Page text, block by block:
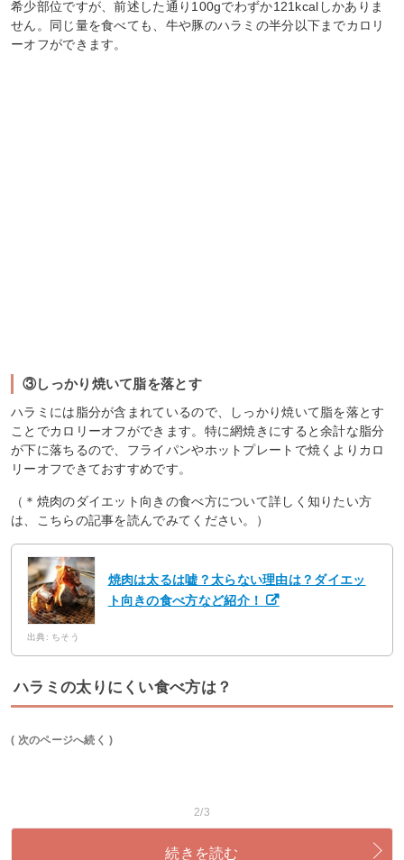
希少部位ですが、前述した通り100gでわずか121kcalしかありま
せん。同じ量を食べても、牛や豚のハラミの半分以下までカロリ
ーオフができます。
③しっかり焼いて脂を落とす
ハラミには脂分が含まれているので、しっかり焼いて脂を落とす
ことでカロリーオフができます。特に網焼きにすると余計な脂分
が下に落ちるので、フライパンやホットプレートで焼くよりカロ
リーオフできておすすめです。
（＊焼肉のダイエット向きの食べ方について詳しく知りたい方
は、こちらの記事を読んでみてください。）
焼肉は太るは嘘？太らない理由は？ダイエッ
ト向きの食べ方など紹介！
出典: ちそう
ハラミの太りにくい食べ方は？
( 次のページへ続く )
2/3
続きを読む